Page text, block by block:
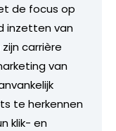
de focus op
inzetten van
carrière
van
te herkennen
klik- en